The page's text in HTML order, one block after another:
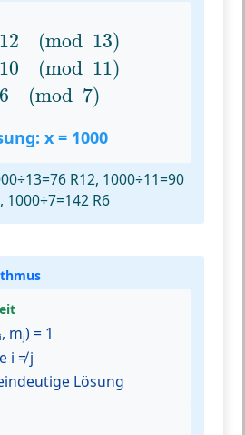
12 (mod 13)
10 (mod 11)
6 (mod 7)
(mod13 )x ≡10
x = 1000
R12, 1000÷11=90
1000÷7=142 R6
mⱼ) = 1
i ≠ j
Lösung